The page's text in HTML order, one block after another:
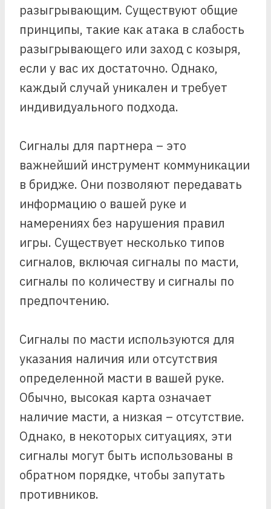
разыгрывающим. Существуют общие
принципы, такие как атака в слабость
разыгрывающего или заход с козыря,
если у вас их достаточно. Однако,
каждый случай уникален и требует
индивидуального подхода.
Сигналы для партнера – это
важнейший инструмент коммуникации
в бридже. Они позволяют передавать
информацию о вашей руке и
намерениях без нарушения правил
игры. Существует несколько типов
сигналов, включая сигналы по масти,
сигналы по количеству и сигналы по
предпочтению.
Сигналы по масти используются для
указания наличия или отсутствия
определенной масти в вашей руке.
Обычно, высокая карта означает
наличие масти, а низкая – отсутствие.
Однако, в некоторых ситуациях, эти
сигналы могут быть использованы в
обратном порядке, чтобы запутать
противников.